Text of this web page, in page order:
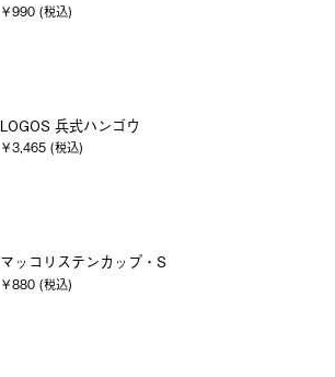
￥990 (税込)
LOGOS 兵式ハンゴウ
￥3,465 (税込)
マッコリステンカップ・S
￥880 (税込)